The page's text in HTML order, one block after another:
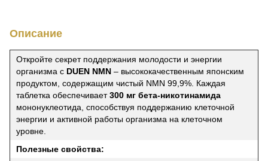
Описание
Откройте секрет поддержания молодости и энергии
организма с DUEN NMN – высококачественным японским
продуктом, содержащим чистый NMN 99,9%. Каждая
таблетка обеспечивает300 мг бета-никотинамида
мононуклеотида, способствуя поддержанию клеточной
энергии и активной работы организма на клеточном
уровне.
Полезные свойства: